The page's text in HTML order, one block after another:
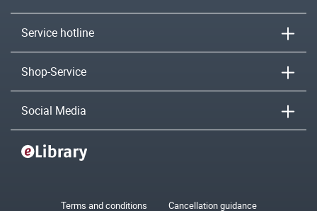
Service hotline
Shop-Service
Social Media
Terms and conditions
Cancellation guidance